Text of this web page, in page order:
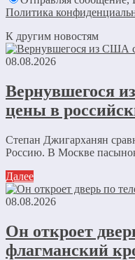
Политика
К другим новостям
08.08.2026
Вернувшегося
цены в
Степан Джигарханян
Россию. В Москве
Далее
08.08.2026
Он откроет
флагманский